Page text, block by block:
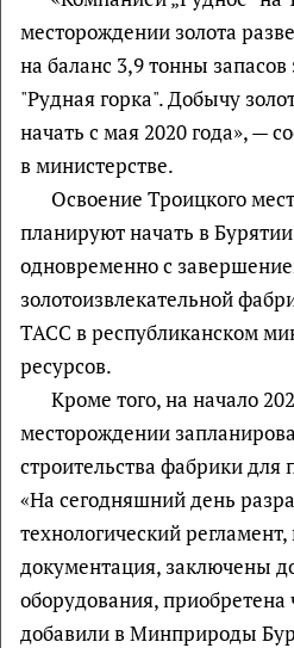
месторождении золота
на баланс 3,9 тонны запасов
"Рудная горка". Добычу
начать с мая 2020 года», —
в министерстве.
Освоение Троицкого
планируют начать в
одновременно с
золотоизвлекательной
ТАСС в республиканском
ресурсов.
Кроме того, на начало
месторождении
строительства фабрики для
«На сегодняшний день
технологический
документация, заключены
оборудования, приобретена
добавили в Минприроды